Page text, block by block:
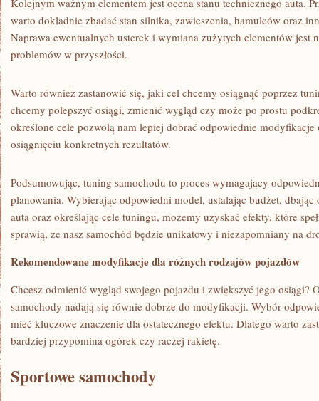
Kolejnym ważnym elementem​ jest ocena stanu technicznego​ auta.
warto dokładnie zbadać stan silnika, zawieszenia, hamulców oraz
Naprawa⁢ ewentualnych usterek i wymiana zużytych elementów jest
problemów w przyszłości.
Warto również zastanowić się, jaki cel ‍chcemy osiągnąć⁤ poprzez
chcemy polepszyć osiągi,‍ zmienić wygląd czy ⁤może⁤ po prostu
określone cele pozwolą ‌nam lepiej dobrać odpowiednie modyfikacje
osiągnięciu konkretnych rezultatów.
Podsumowując, tuning⁤ samochodu to proces wymagający
planowania. Wybierając odpowiedni model, ustalając budżet,
auta oraz określając cele tuningu, możemy ​uzyskać efekty, które
⁣sprawią, że nasz samochód będzie unikatowy i niezapomniany na⁢
Rekomendowane modyfikacje dla‍ różnych rodzajów pojazdów
Chcesz⁤ odmienić wygląd⁤ swojego‍ pojazdu i zwiększyć jego osiągi?
samochody‌ nadają się równie dobrze​ do modyfikacji. Wybór​
mieć kluczowe ‍znaczenie dla⁣ ostatecznego ​efektu. Dlatego warto
bardziej przypomina ogórek czy raczej rakietę.
Sportowe samochody